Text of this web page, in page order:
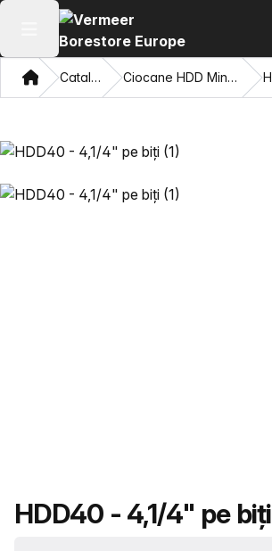
Deschide meniul principal
DomiciliuCatalog Ciocane HDD Mincon™
Nume produs
HDD40 - 4,1/4" pe biți